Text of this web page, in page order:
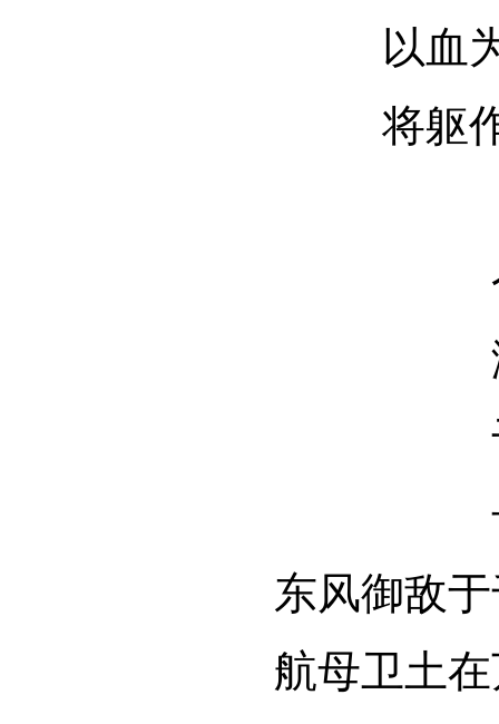
以血
将躯
东风御敌
航母卫土